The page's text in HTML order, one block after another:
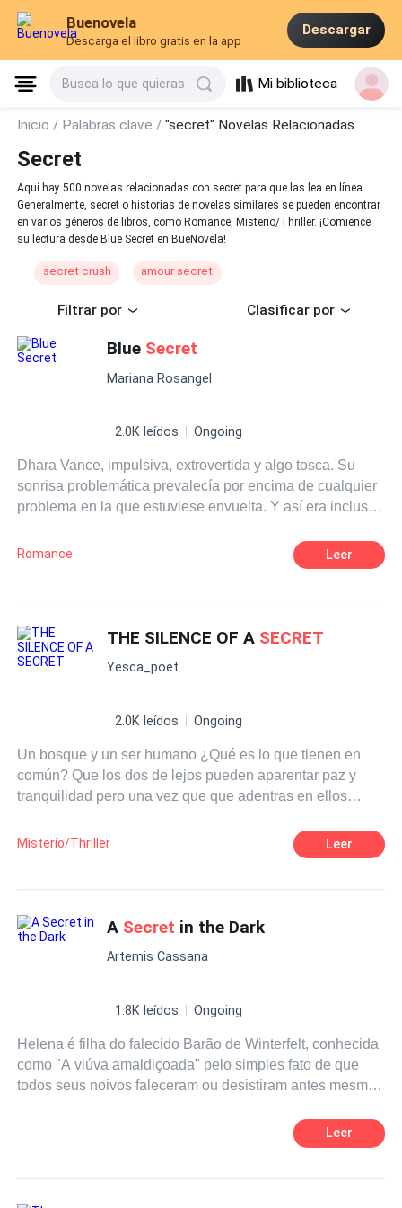
Buenovela
Descarga el libro gratis en la app
Descargar
Busca lo que quieras Mi biblioteca
Inicio / Palabras clave /"secret" Novelas Relacionadas
Secret
Aquí hay 500 novelas relacionadas con secret para que las lea en línea.
Generalmente, secret o historias de novelas similares se pueden encontrar
en varios géneros de libros, como Romance, Misterio/Thriller. ¡Comience
su lectura desde Blue Secret en BueNovela!
secret crush amour secret
Filtrar por Clasificar por
Blue Secret
Mariana Rosangel
2.0K leídos Ongoing
Dhara Vance, impulsiva, extrovertida y algo tosca. Su
sonrisa problemática prevalecía por encima de cualquier
problema en la que estuviese envuelta. Y así era incluso
trabajos que, a simple vista, parecían sencillos. No creyó
que en realidad, esos simples "trabajos" serían una
graduarse. Pero ahora, su nuevo objetivo era descubrir
qué había pasado con él. Sí, él. Él es el nuevo objetivo
de Dhara, y no pararía hasta dar con respuestas. ¿Era
ausencia? Dhara creía que sí. El chico era otra historia
su desastrosa vida, pero... ¿también tendrá un final? Blue
Secretes una novela completamente original creada bajo
mi autoría, no se aceptan copias ni adaptaciones.
Romance Leer
THE SILENCE OF A SECRET
Yesca_poet
2.0K leídos Ongoing
Un bosque y un ser humano ¿Qué es lo que tienen en
común? Que los dos de lejos pueden aparentar paz y
tranquilidad pero una vez que que adentras en ellos
humano. ¿Te adentrarás a descubrir los misterios?
Misterio/Thriller Leer
A Secret in the Dark
Artemis Cassana
1.8K leídos Ongoing
Helena é filha do falecido Barão de Winterfelt, conhecida
como "A viúva amaldiçoada" pelo simples fato de que
todos seus noivos faleceram ou desistiram antes mesmo
gigantesco, pois com sua nomenclatura, a jovem acabara
por afastar tantos seus cortejos quanto o de suas irmãs.
Leer